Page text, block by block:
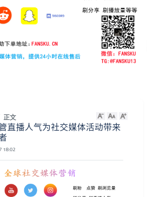
正文
直播人气为社交媒体活动带来
18:02